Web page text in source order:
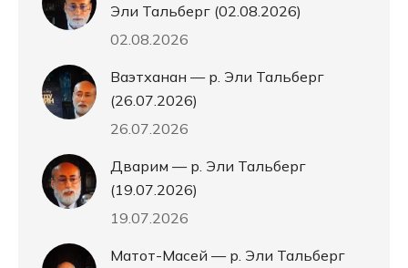
Эли Тальберг (02.08.2026)
02.08.2026
Ваэтханан — р. Эли Тальберг
(26.07.2026)
26.07.2026
Дварим — р. Эли Тальберг
(19.07.2026)
19.07.2026
Матот-Масей — р. Эли Тальберг